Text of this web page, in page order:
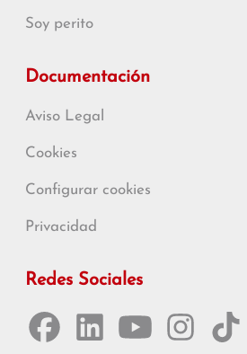
Soy perito
Documentación
Aviso Legal
Cookies
Configurar cookies
Privacidad
Redes Sociales